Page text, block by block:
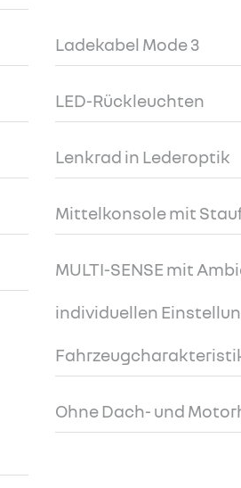
Ladekabel Mode 3
LED-Rückleuchten
Lenkrad in Lederoptik
Mittelkonsole mit
MULTI-SENSE mit
individuellen
Ohne Dach- und